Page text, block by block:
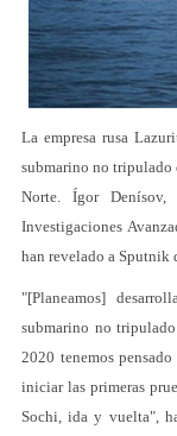
La empresa rusa
submarino no tripulado
Norte. Ígor
Investigaciones
han revelado a Sputnik
"[Planeamos]
submarino no
2020 tenemos
iniciar las primeras
Sochi, ida y vuelta",